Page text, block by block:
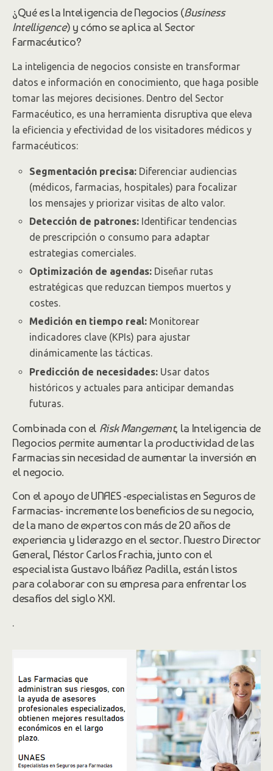
¿Qué es la Inteligencia de Negocios (Business
Intelligence) y cómo se aplica al Sector
Farmacéutico?
La inteligencia de negocios consiste en transformar
datos e información en conocimiento, que haga posible
tomar las mejores decisiones. Dentro del Sector
Farmacéutico, es una herramienta disruptiva que eleva
la eficiencia y efectividad de los visitadores médicos y
farmacéuticos:
Segmentación precisa: Diferenciar audiencias
(médicos, farmacias, hospitales) para focalizar
los mensajes y priorizar visitas de alto valor.
Detección de patrones: Identificar tendencias
de prescripción o consumo para adaptar
estrategias comerciales.
Optimización de agendas: Diseñar rutas
estratégicas que reduzcan tiempos muertos y
costes.
Medición en tiempo real: Monitorear
indicadores clave (KPIs) para ajustar
dinámicamente las tácticas.
Predicción de necesidades: Usar datos
históricos y actuales para anticipar demandas
futuras.
Combinada con el Risk Mangement, la Inteligencia de
Negocios permite aumentar la productividad de las
Farmacias sin necesidad de aumentar la inversión en
el negocio.
Con el apoyo de UNAES -especialistas en Seguros de
Farmacias- incremente los beneficios de su negocio,
de la mano de expertos con más de 20 años de
experiencia y liderazgo en el sector. Nuestro Director
General, Néstor Carlos Frachia, junto con el
especialista Gustavo Ibáñez Padilla, están listos
para colaborar con su empresa para enfrentar los
desafíos del siglo XXI.